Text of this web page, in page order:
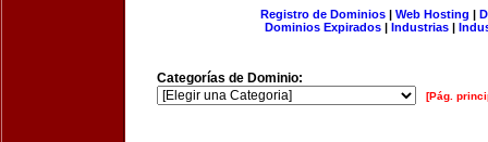
Registro de Dominios| Web Hosting |
Dominios Expirados | Industrias |
Categorías de Dominio:
[Pág.